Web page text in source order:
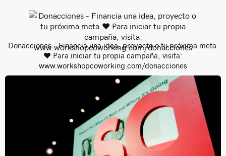
Donacciones - Financia una idea, proyecto o tu próxima meta.
❤️ Para iniciar tu propia campaña, visita:
www.workshopcoworking.com/donacciones